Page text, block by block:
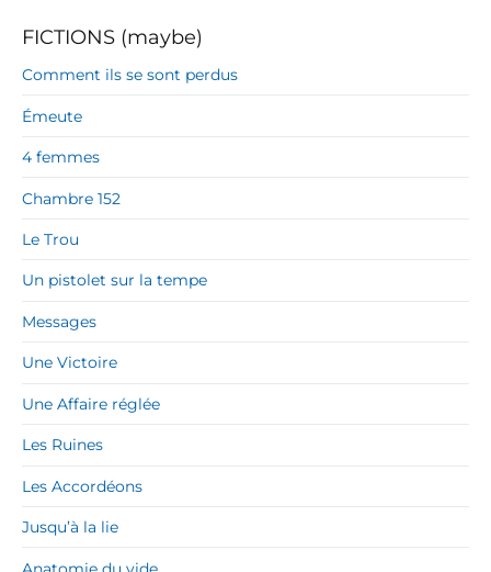
FICTIONS (maybe)
Comment ils se sont perdus
Émeute
4 femmes
Chambre 152
Le Trou
Un pistolet sur la tempe
Messages
Une Victoire
Une Affaire réglée
Les Ruines
Les Accordéons
Jusqu’à la lie